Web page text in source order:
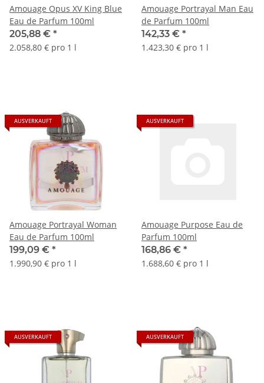
Amouage Opus XV King Blue
Eau de Parfum 100ml
205,88 € *
2.058,80 € pro 1 l
Amouage Portrayal Man Eau
de Parfum 100ml
142,33 € *
1.423,30 € pro 1 l
AUSVERKAUFT
Amouage Portrayal Woman
Eau de Parfum 100ml
199,09 € *
1.990,90 € pro 1 l
AUSVERKAUFT
Amouage Purpose Eau de
Parfum 100ml
168,86 € *
1.688,60 € pro 1 l
AUSVERKAUFT AUSVERKAUFT